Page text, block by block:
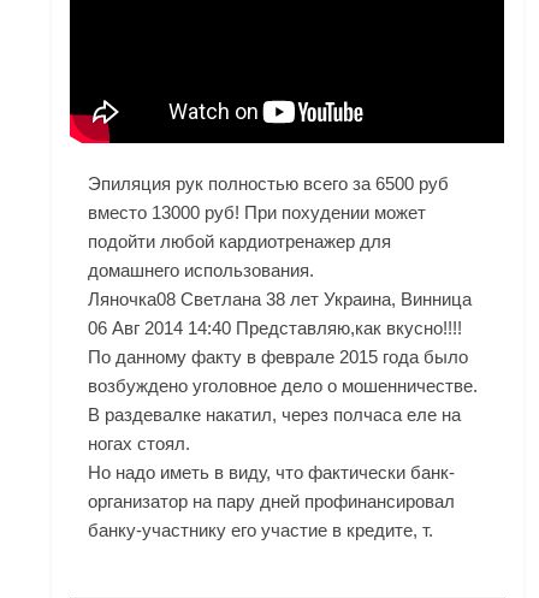
Эпиляция рук полностью всего за 6500 руб
вместо 13000 руб! При похудении может
подойти любой кардиотренажер для
домашнего использования.
Ляночка08 Светлана 38 лет Украина, Винница
06 Авг 2014 14:40 Представляю,как вкусно!!!!
По данному факту в феврале 2015 года было
возбуждено уголовное дело о мошенничестве.
В раздевалке накатил, через полчаса еле на
ногах стоял.
Но надо иметь в виду, что фактически банк-
организатор на пару дней профинансировал
банку-участнику его участие в кредите, т.